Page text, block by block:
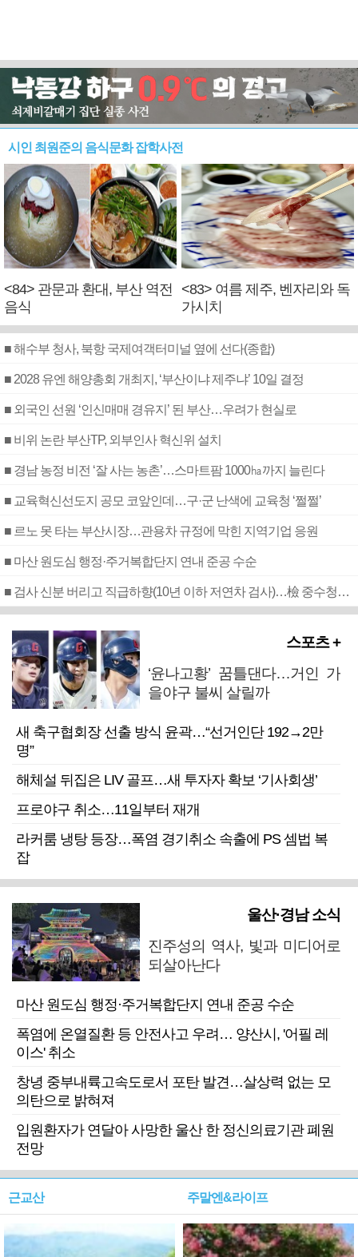
시인 최원준의 음식문화 잡학사전
<84> 관문과 환대, 부산 역전
음식
<83> 여름 제주, 벤자리와 독
가시치
■ 해수부 청사, 북항 국제여객터미널 옆에 선다(종합)
■ 2028 유엔 해양총회 개최지, ‘부산이냐 제주냐’ 10일 결정
■ 외국인 선원 ‘인신매매 경유지’ 된 부산…우려가 현실로
■ 비위 논란 부산TP, 외부인사 혁신위 설치
■ 경남 농정 비전 ‘잘 사는 농촌’…스마트팜 1000㏊까지 늘린다
■ 교육혁신선도지 공모 코앞인데…구·군 난색에 교육청 ‘쩔쩔’
■ 르노 못 타는 부산시장…관용차 규정에 막힌 지역기업 응원
■ 마산 원도심 행정·주거복합단지 연내 준공 수순
■ 검사 신분 버리고 직급하향(10년 이하 저연차 검사)…檢 중수청행 기피
스포츠 +
‘윤나고황’ 꿈틀댄다…거인 가
을야구 불씨 살릴까
새 축구협회장 선출 방식 윤곽…“선거인단 192→2만
명”
해체설 뒤집은 LIV 골프…새 투자자 확보 ‘기사회생’
프로야구 취소…11일부터 재개
라커룸 냉탕 등장…폭염 경기취소 속출에 PS 셈법 복
잡
울산·경남 소식
진주성의 역사, 빛과 미디어로
되살아난다
마산 원도심 행정·주거복합단지 연내 준공 수순
폭염에 온열질환 등 안전사고 우려… 양산시, '어필 레
이스' 취소
창녕 중부내륙고속도로서 포탄 발견…살상력 없는 모
의탄으로 밝혀져
입원환자가 연달아 사망한 울산 한 정신의료기관 폐원
전망
근교산 주말엔&라이프